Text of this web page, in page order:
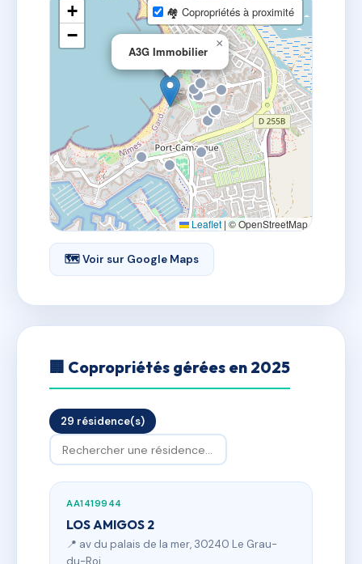
A3G Immobilier
×
+
−
🏘 Copropriétés à proximité
Leaflet | © OpenStreetMap
🗺 Voir sur Google Maps
🏢 Copropriétés gérées en 2025
29 résidence(s)
AA1419944
LOS AMIGOS 2
📍 av du palais de la mer, 30240 Le Grau-
du-Roi